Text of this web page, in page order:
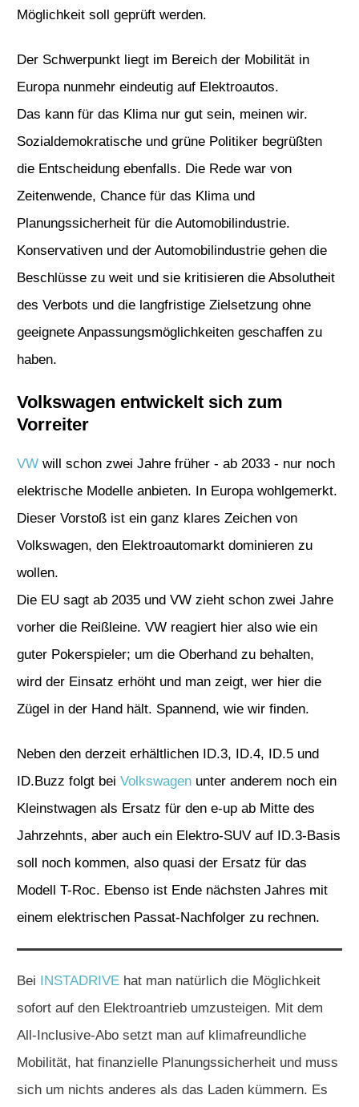
Möglichkeit soll geprüft werden.
Der Schwerpunkt liegt im Bereich der Mobilität in
Europa nunmehr eindeutig auf Elektroautos.
Das kann für das Klima nur gut sein, meinen wir.
Sozialdemokratische und grüne Politiker begrüßten
die Entscheidung ebenfalls. Die Rede war von
Zeitenwende, Chance für das Klima und
Planungssicherheit für die Automobilindustrie.
Konservativen und der Automobilindustrie gehen die
Beschlüsse zu weit und sie kritisieren die Absolutheit
des Verbots und die langfristige Zielsetzung ohne
geeignete Anpassungsmöglichkeiten geschaffen zu
haben.
Volkswagen entwickelt sich zum
Vorreiter
VW will schon zwei Jahre früher - ab 2033 - nur noch
elektrische Modelle anbieten. In Europa wohlgemerkt.
Dieser Vorstoß ist ein ganz klares Zeichen von
Volkswagen, den Elektroautomarkt dominieren zu
wollen.
Die EU sagt ab 2035 und VW zieht schon zwei Jahre
vorher die Reißleine. VW reagiert hier also wie ein
guter Pokerspieler; um die Oberhand zu behalten,
wird der Einsatz erhöht und man zeigt, wer hier die
Zügel in der Hand hält. Spannend, wie wir finden.
Neben den derzeit erhältlichen ID.3, ID.4, ID.5 und
ID.Buzz folgt bei Volkswagen unter anderem noch ein
Kleinstwagen als Ersatz für den e-up ab Mitte des
Jahrzehnts, aber auch ein Elektro-SUV auf ID.3-Basis
soll noch kommen, also quasi der Ersatz für das
Modell T-Roc. Ebenso ist Ende nächsten Jahres mit
einem elektrischen Passat-Nachfolger zu rechnen.
Bei INSTADRIVE hat man natürlich die Möglichkeit
sofort auf den Elektroantrieb umzusteigen. Mit dem
All-Inclusive-Abo setzt man auf klimafreundliche
Mobilität, hat finanzielle Planungssicherheit und muss
sich um nichts anderes als das Laden kümmern. Es